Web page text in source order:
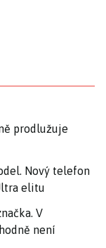
prodlužuje
Nový telefon
elitu
V
není